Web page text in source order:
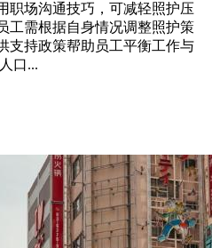
职场沟通技巧，可减轻照护压
工需根据自身情况调整照护策
支持政策帮助员工平衡工作与
口...